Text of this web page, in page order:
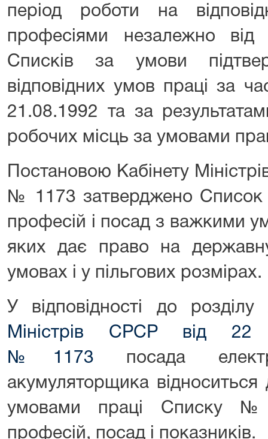
період роботи на
професіями незалежно
Списків за умови
відповідних умов праці за
21.08.1992 та за
робочих місць за умовами
Постановою Кабінету
№ 1173 затверджено Список
професій і посад з важкими
яких дає право на
умовах і у пільгових розмірах.
У відповідності до
Міністрів СРСР від
№1173 посада
акумуляторщика відноситься
умовами праці Списку
професій, посад і показників.